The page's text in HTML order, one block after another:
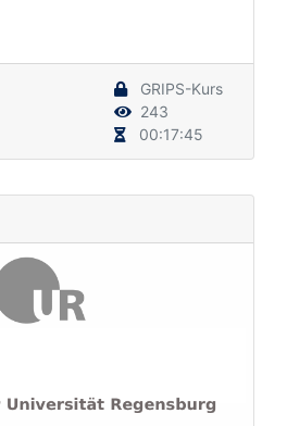
GRIPS-Kurs
243
00:17:45